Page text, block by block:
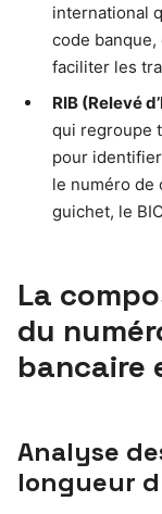
international
code
faciliter les
RIB (Relevé
qui regroupe
pour
le numéro de
guichet, le
La
du
bancaire
Analyse
longueur